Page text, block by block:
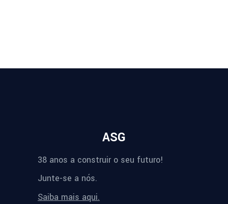
ASG
38 anos a construir o seu futuro!
Junte-se a nós.
Saiba mais aqui.